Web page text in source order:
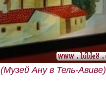
(Музей Ану в Тель-Авиве)